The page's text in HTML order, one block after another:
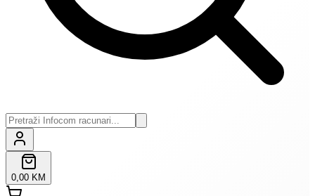
0,00 KM